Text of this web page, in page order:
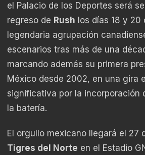
el Palacio de los Deportes será
regreso de Rush los días 18 y 20
legendaria agrupación
escenarios tras más de una
marcando además su primera
México desde 2002, en una gira
significativa por la incorporación
la batería.
El orgullo mexicano llegará el 27
Tigres del Norte en el Estadio